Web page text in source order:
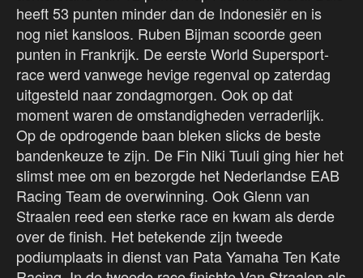
heeft 53 punten minder dan de Indonesiër en is
nog niet kansloos. Ruben Bijman scoorde geen
punten in Frankrijk. De eerste World Supersport-
race werd vanwege hevige regenval op zaterdag
uitgesteld naar zondagmorgen. Ook op dat
moment waren de omstandigheden verraderlijk.
Op de opdrogende baan bleken slicks de beste
bandenkeuze te zijn. De Fin Niki Tuuli ging hier het
slimst mee om en bezorgde het Nederlandse EAB
Racing Team de overwinning. Ook Glenn van
Straalen reed een sterke race en kwam als derde
over de finish. Het betekende zijn tweede
podiumplaats in dienst van Pata Yamaha Ten Kate